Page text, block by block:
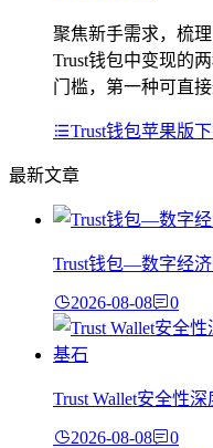
聚焦新手需求，梳
Trust钱包中变现的
门槛，第一种可直
Trust钱包苹果版
最新文章
Trust钱包—数字经
2026-08-08 0
Trust Wallet安全性
2026-08-08 0